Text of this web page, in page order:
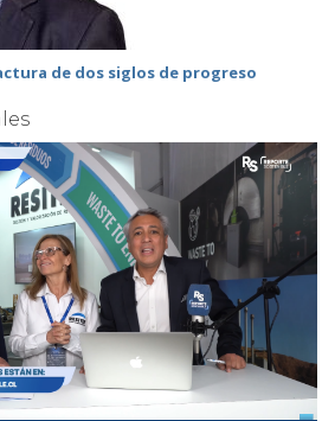
de dos siglos de progreso